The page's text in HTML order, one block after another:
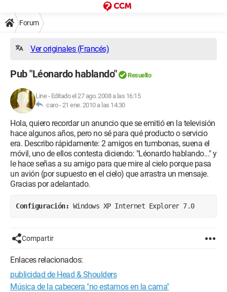
Forum
Ver originales (Francés)
Pub "Léonardo hablando" Resuelto
Line- Editado el 27 ago. 2008 a las 16:15
caro -21 ene. 2010 a las 14:30
Hola, quiero recordar un anuncio que se emitió en la televisión
hace algunos años, pero no sé para qué producto o servicio
era. Describo rápidamente: 2 amigos en tumbonas, suena el
móvil, uno de ellos contesta diciendo: "Léonardo hablando..." y
le hace señas a su amigo para que mire al cielo porque pasa
un avión (por supuesto en el cielo) que arrastra un mensaje.
Gracias por adelantado.
Configuración: Windows XP Internet Explorer 7.0
Compartir
Enlaces relacionados:
publicidad de Head & Shoulders
Música de la cabecera "no estamos en la cama"